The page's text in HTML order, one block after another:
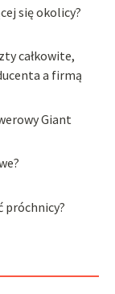
się okolicy?
całkowite,
a firmą
Giant
próchnicy?